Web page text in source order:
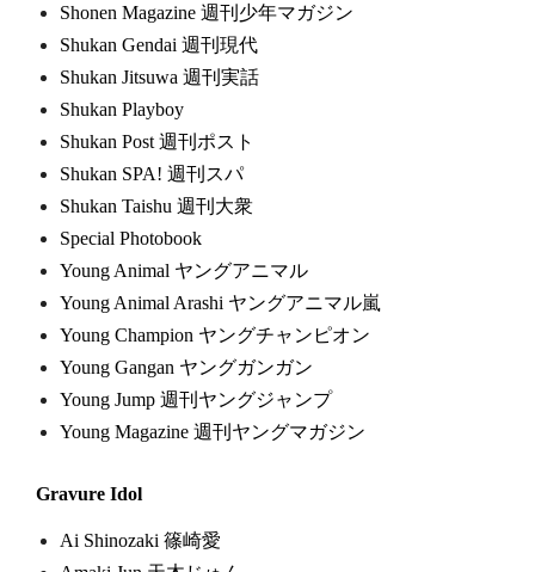
Shonen Magazine 週刊少年マガジン
Shukan Gendai 週刊現代
Shukan Jitsuwa 週刊実話
Shukan Playboy
Shukan Post 週刊ポスト
Shukan SPA! 週刊スパ
Shukan Taishu 週刊大衆
Special Photobook
Young Animal ヤングアニマル
Young Animal Arashi ヤングアニマル嵐
Young Champion ヤングチャンピオン
Young Gangan ヤングガンガン
Young Jump 週刊ヤングジャンプ
Young Magazine 週刊ヤングマガジン
Gravure Idol
Ai Shinozaki 篠崎愛